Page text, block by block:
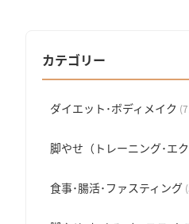
カテゴリー
ダイエット･ボディメイク
脚やせ（トレーニング･エ
食事･腸活･ファスティング